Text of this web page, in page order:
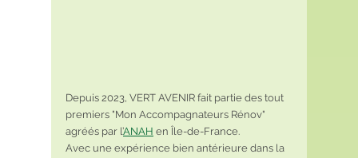
Depuis 2023, VERT AVENIR fait partie des tout
premiers "Mon Accompagnateurs Rénov"
agréés par l’ANAH en Île-de-France.
Avec une expérience bien antérieure dans la